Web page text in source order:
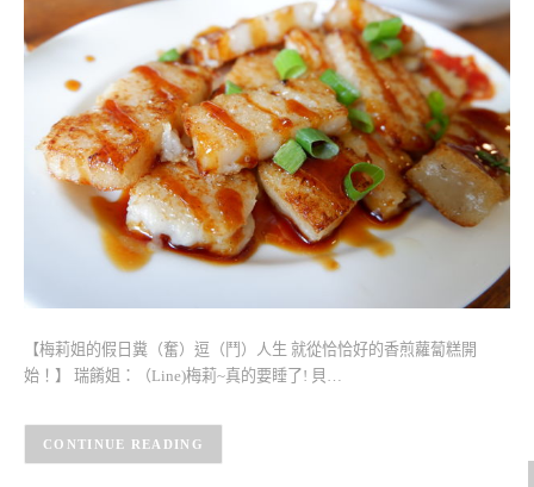
【梅莉姐的假日糞（奮）逗（鬥）人生 就從恰恰好的香煎蘿蔔糕開
始！】 瑞餚姐：（Line)梅莉~真的要睡了! 貝…
CONTINUE READING